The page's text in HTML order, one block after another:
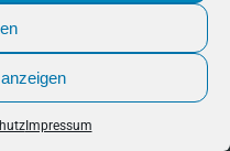
Impressum